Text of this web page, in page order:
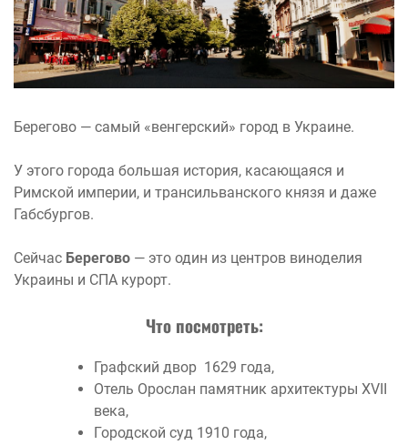
Берегово — самый «венгерский» город в Украине.
У этого города большая история, касающаяся и
Римской империи, и трансильванского князя и даже
Габсбургов.
Сейчас Берегово — это один из центров виноделия
Украины и СПА курорт.
Что посмотреть:
Графский двор 1629 года,
Отель Орослан памятник архитектуры XVII
века,
Городской суд 1910 года,